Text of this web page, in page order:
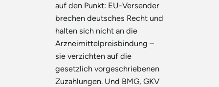
auf den Punkt: EU-Versender
brechen deutsches Recht und
halten sich nicht an die
Arzneimittelpreisbindung –
sie verzichten auf die
gesetzlich vorgeschriebenen
Zuzahlungen. Und BMG, GKV